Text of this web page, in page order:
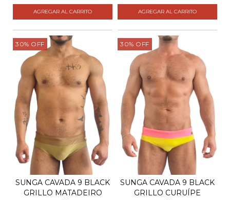
AGREGAR AL CARRITO AGREGAR AL CARRITO
30% OFF
SUNGA CAVADA 9 BLACK
GRILLO MATADEIRO
30% OFF
SUNGA CAVADA 9 BLACK
GRILLO CURUÍPE